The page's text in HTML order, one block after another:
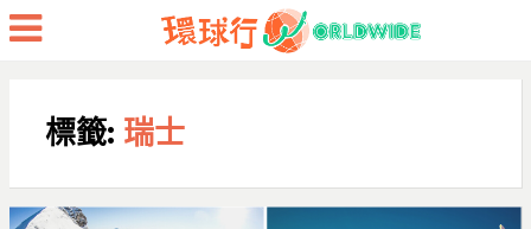
Menu
標籤: 瑞士